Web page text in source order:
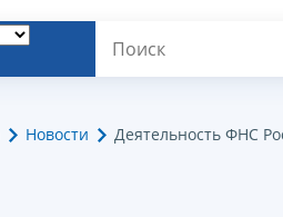
Новости Деятельность ФНС